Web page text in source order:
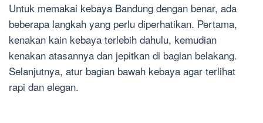
Untuk memakai kebaya Bandung dengan benar, ada
beberapa langkah yang perlu diperhatikan. Pertama,
kenakan kain kebaya terlebih dahulu, kemudian
kenakan atasannya dan jepitkan di bagian belakang.
Selanjutnya, atur bagian bawah kebaya agar terlihat
rapi dan elegan.